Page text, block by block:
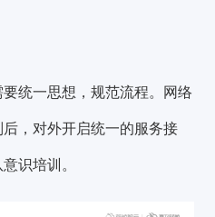
要统一思想，规范流程。网络
，对外开启统一的服务接
识培训。